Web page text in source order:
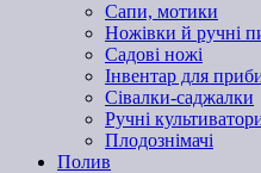
Сапи, мотики
Ножівки й ручні
Садові ножі
Інвентар для
Сівалки-саджалки
Ручні
Плодознімачі
Полив